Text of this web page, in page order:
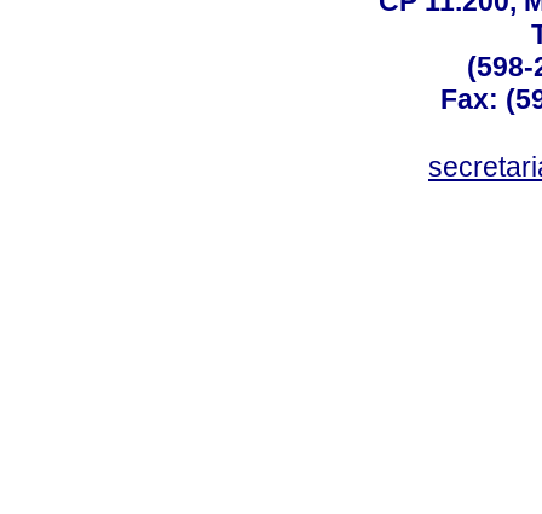
(598-
Fax: